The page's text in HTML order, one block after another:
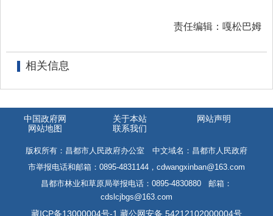
责任编辑：嘎松巴姆
相关信息
中国政府网 关于本站
网站声明
网站地图
联系我们
版权所有：昌都市人民政府办公室 中文域名：昌都市人民政府
市举报电话和邮箱：0895-4831144，cdwangxinban@163.com
昌都市林业和草原局举报电话：0895-4830880 邮箱：
cdslcjbgs@163.com
藏ICP备13000004号-1 藏公网安备 54212102000004号